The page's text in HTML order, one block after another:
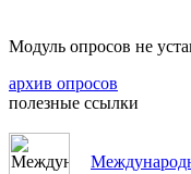
Модуль опросов не
архив опросов
полезные ссылки